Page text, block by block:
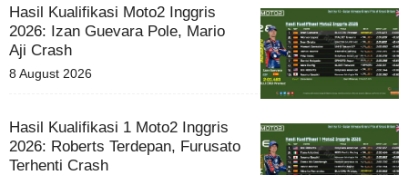
Hasil Kualifikasi Moto2 Inggris
2026: Izan Guevara Pole, Mario
Aji Crash
8 August 2026
Hasil Kualifikasi 1 Moto2 Inggris
2026: Roberts Terdepan, Furusato
Terhenti Crash